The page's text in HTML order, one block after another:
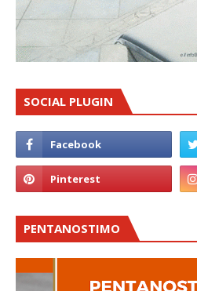
SOCIAL PLUGIN
PENTANOSTIMO